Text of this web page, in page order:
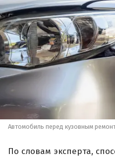
Автомобиль перед кузовным
По словам эксперта,